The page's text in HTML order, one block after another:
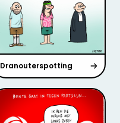
Dranouterspotting